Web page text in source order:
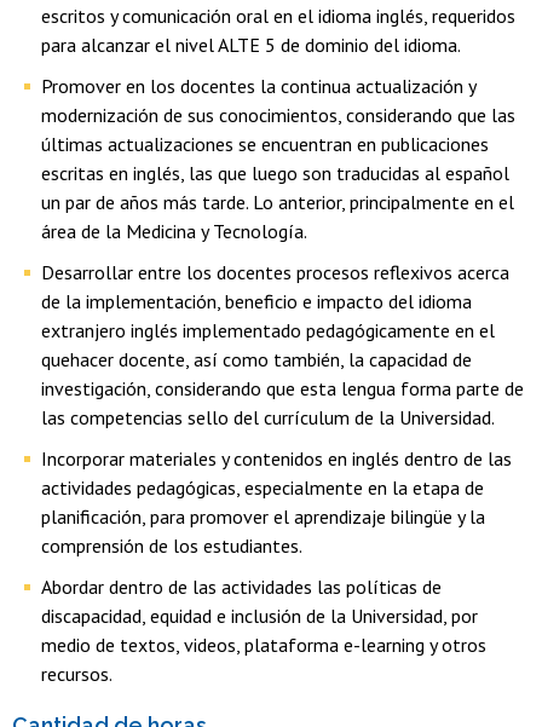
escritos y comunicación oral en el idioma inglés, requeridos
para alcanzar el nivel ALTE 5 de dominio del idioma.
Promover en los docentes la continua actualización y
modernización de sus conocimientos, considerando que las
últimas actualizaciones se encuentran en publicaciones
escritas en inglés, las que luego son traducidas al español
un par de años más tarde. Lo anterior, principalmente en el
área de la Medicina y Tecnología.
Desarrollar entre los docentes procesos reflexivos acerca
de la implementación, beneficio e impacto del idioma
extranjero inglés implementado pedagógicamente en el
quehacer docente, así como también, la capacidad de
investigación, considerando que esta lengua forma parte de
las competencias sello del currículum de la Universidad.
Incorporar materiales y contenidos en inglés dentro de las
actividades pedagógicas, especialmente en la etapa de
planificación, para promover el aprendizaje bilingüe y la
comprensión de los estudiantes.
Abordar dentro de las actividades las políticas de
discapacidad, equidad e inclusión de la Universidad, por
medio de textos, videos, plataforma e-learning y otros
recursos.